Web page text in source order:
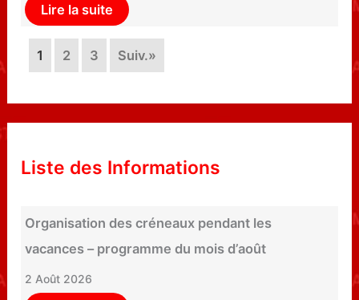
Lire la suite
1 2 3 Suiv.»
Liste des Informations
Organisation des créneaux pendant les
vacances – programme du mois d’août
2 Août 2026